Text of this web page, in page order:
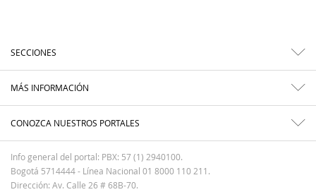
SECCIONES
MÁS INFORMACIÓN
CONOZCA NUESTROS PORTALES
Info general del portal: PBX: 57 (1) 2940100.
Bogotá 5714444 - Línea Nacional 01 8000 110 211.
Dirección: Av. Calle 26 # 68B-70.